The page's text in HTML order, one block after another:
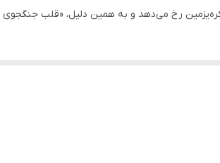
کره‌یزمین رخ می‌دهد و به همین دلیل، «قلب